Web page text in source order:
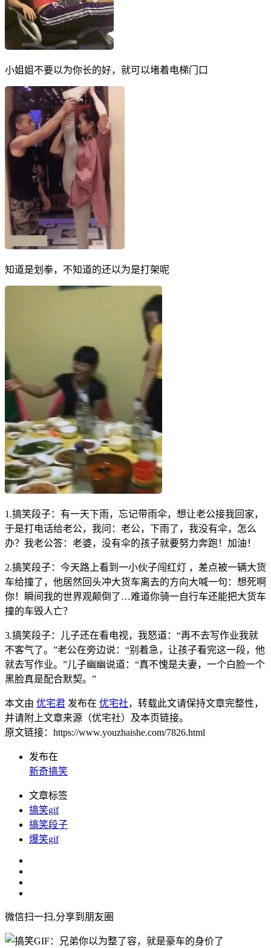
小姐姐不要以为你长的好，就可以堵着电梯门口
知道是划拳，不知道的还以为是打架呢
1.搞笑段子：有一天下雨，忘记带雨伞，想让老公接我回家，
于是打电话给老公，我问：老公，下雨了，我没有伞，怎么
办？我老公答：老婆，没有伞的孩子就要努力奔跑！加油！
2.搞笑段子：今天路上看到一小伙子闯红灯 ，差点被一辆大货
车给撞了，他居然回头冲大货车离去的方向大喊一句：想死啊
你！瞬间我的世界观颠倒了…难道你骑一自行车还能把大货车
撞的车毁人亡？
3.搞笑段子：儿子还在看电视，我怒道：“再不去写作业我就
不客气了。”老公在旁边说：“别着急，让孩子看完这一段，他
就去写作业。”儿子幽幽说道：“真不愧是夫妻，一个白脸一个
黑脸真是配合默契。”
本文由 优宅君 发布在 优宅社，转载此文请保持文章完整性，
并请附上文章来源（优宅社）及本页链接。
原文链接：https://www.youzhaishe.com/7826.html
发布在
新奇搞笑
文章标签
搞笑gif
搞笑段子
爆笑gif
微信扫一扫,分享到朋友圈